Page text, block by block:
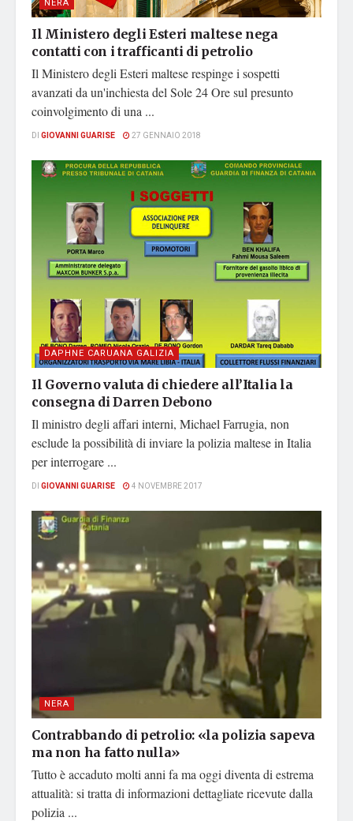
Il Ministero degli Esteri maltese nega
contatti con i trafficanti di petrolio
Il Ministero degli Esteri maltese respinge i sospetti
avanzati da un'inchiesta del Sole 24 Ore sul presunto
coinvolgimento di una ...
DI GIOVANNI GUARISE 27 GENNAIO 2018
DAPHNE CARUANA GALIZIA
Il Governo valuta di chiedere all’Italia la
consegna di Darren Debono
Il ministro degli affari interni, Michael Farrugia, non
esclude la possibilità di inviare la polizia maltese in Italia
per interrogare ...
DI GIOVANNI GUARISE 4 NOVEMBRE 2017
NERA
Contrabbando di petrolio: «la polizia sapeva
ma non ha fatto nulla»
Tutto è accaduto molti anni fa ma oggi diventa di estrema
attualità: si tratta di informazioni dettagliate ricevute dalla
polizia ...